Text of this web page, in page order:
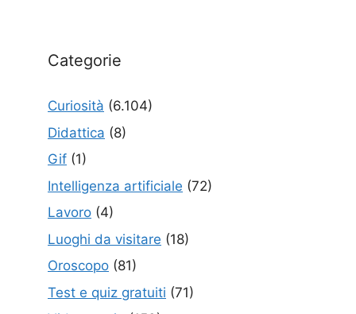
Categorie
Curiosità (6.104)
Didattica (8)
Gif (1)
Intelligenza artificiale (72)
Lavoro (4)
Luoghi da visitare (18)
Oroscopo (81)
Test e quiz gratuiti (71)